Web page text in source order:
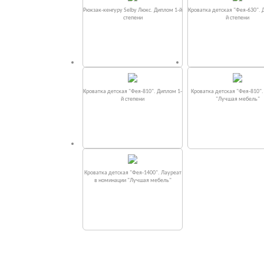
Рюкзак-кенгуру Selby Люкс. Диплом 1-й
степени
Кроватка детская "Фея-630".
й степени
Кроватка детская "Фея-810". Диплом 1-
й степени
Кроватка детская "Фея-
"Лучшая мебель"
Кроватка детская "Фея-1400". Лауреат
в номинации "Лучшая мебель"